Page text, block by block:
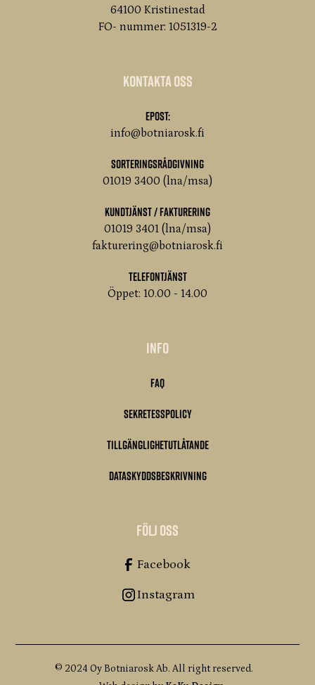
64100 Kristinestad
FO- nummer: 1051319-2
Kontakta oss
Epost:
info@botniarosk.fi
Sorteringsrådgivning
01019 3400 (lna/msa)
Kundtjänst / Fakturering
01019 3401 (lna/msa)
fakturering@botniarosk.fi
Telefontjänst
Öppet: 10.00 - 14.00
Info
FAQ
Sekretesspolicy
Tillgänglighetutlåtande
Dataskyddsbeskrivning
Följ oss
Facebook
Instagram
© 2024 Oy Botniarosk Ab. All right reserved.